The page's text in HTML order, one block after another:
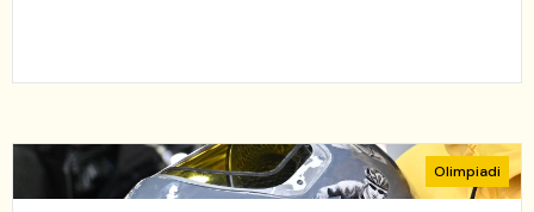
Olimpiadi